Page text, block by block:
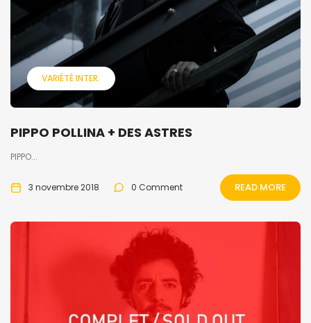
VARIÉTÉ INTER.
PIPPO POLLINA + DES ASTRES
PIPPO...
3 novembre 2018 0 Comment READ MORE